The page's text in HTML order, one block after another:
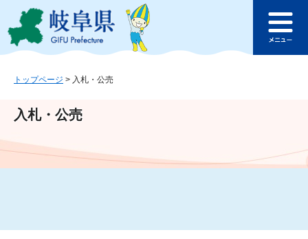
ジ
ュ
文
このページの本文へ
ュ
トップページ > 入札・公売
入札・公売